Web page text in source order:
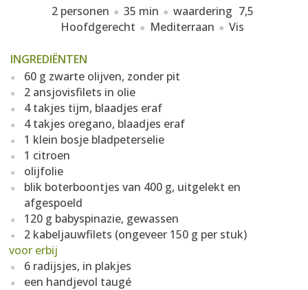
2 personen 35 min waardering 7,5
Hoofdgerecht
Mediterraan Vis
INGREDIËNTEN
60 g zwarte olijven, zonder pit
2 ansjovisfilets in olie
4 takjes tijm, blaadjes eraf
4 takjes oregano, blaadjes eraf
1 klein bosje bladpeterselie
1 citroen
olijfolie
blik boterboontjes van 400 g, uitgelekt en
afgespoeld
120 g babyspinazie, gewassen
2 kabeljauwfilets (ongeveer 150 g per stuk)
voor erbij
6 radijsjes, in plakjes
een handjevol taugé